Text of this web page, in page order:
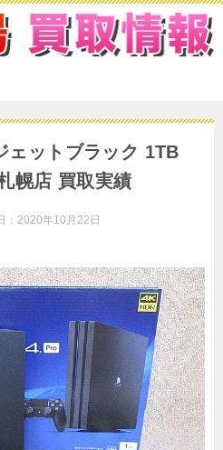
ットブラック 1TB
幌店 買取実績
： 2020年10月22日